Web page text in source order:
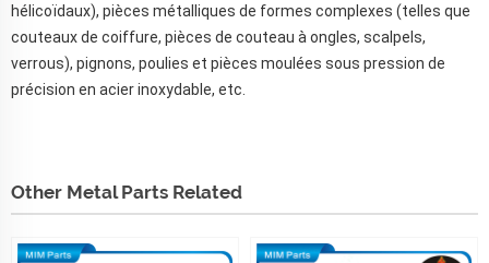
hélicoïdaux), pièces métalliques de formes complexes (telles que
couteaux de coiffure, pièces de couteau à ongles, scalpels,
verrous), pignons, poulies et pièces moulées sous pression de
précision en acier inoxydable, etc.
Other Metal Parts Related